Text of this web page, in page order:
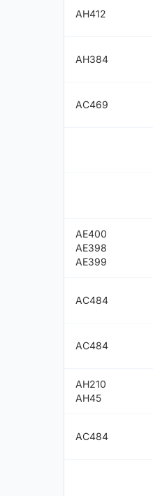
AH412
AH384
AC469
AE400
AE398
AE399
AC484
AC484
AH210
AH45
AC484